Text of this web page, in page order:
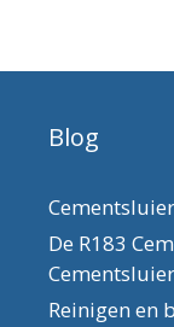
Blog
De R183
Reinigen en